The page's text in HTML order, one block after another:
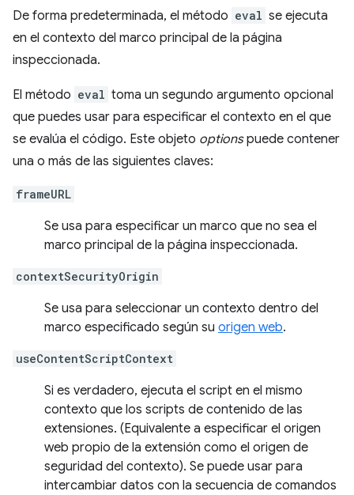
De forma predeterminada, el método eval se ejecuta
en el contexto del marco principal de la página
inspeccionada.
El método eval toma un segundo argumento opcional
que puedes usar para especificar el contexto en el que
se evalúa el código. Este objeto optionspuede contener
una o más de las siguientes claves:
frameURL
Se usa para especificar un marco que no sea el
marco principal de la página inspeccionada.
contextSecurityOrigin
Se usa para seleccionar un contexto dentro del
marco especificado según su origen web.
useContentScriptContext
Si es verdadero, ejecuta el script en el mismo
contexto que los scripts de contenido de las
extensiones. (Equivalente a especificar el origen
web propio de la extensión como el origen de
seguridad del contexto). Se puede usar para
intercambiar datos con la secuencia de comandos